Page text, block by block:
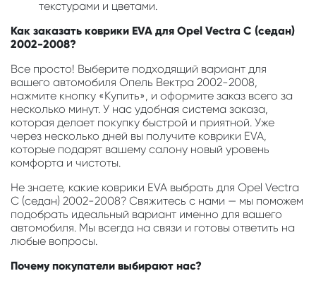
текстурами и цветами.
Как заказать коврики EVA для Opel Vectra C (седан)
2002-2008?
Все просто! Выберите подходящий вариант для
вашего автомобиля Опель Вектра 2002-2008,
нажмите кнопку «Купить», и оформите заказ всего за
несколько минут. У нас удобная система заказа,
которая делает покупку быстрой и приятной. Уже
через несколько дней вы получите коврики EVA,
которые подарят вашему салону новый уровень
комфорта и чистоты.
Не знаете, какие коврики EVA выбрать для Opel Vectra
C (седан) 2002-2008? Свяжитесь с нами — мы поможем
подобрать идеальный вариант именно для вашего
автомобиля. Мы всегда на связи и готовы ответить на
любые вопросы.
Почему покупатели выбирают нас?